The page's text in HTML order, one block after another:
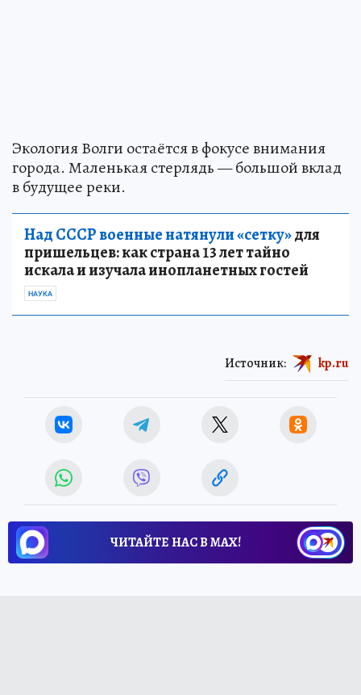
Экология Волги остаётся в фокусе внимания
города. Маленькая стерлядь — большой вклад
в будущее реки.
Над СССР военные натянули «сетку»для
пришельцев: как страна 13 лет тайно
искала и изучала инопланетных гостей
НАУКА
Источник: kp.ru
ЧИТАЙТЕ НАС В МАХ!